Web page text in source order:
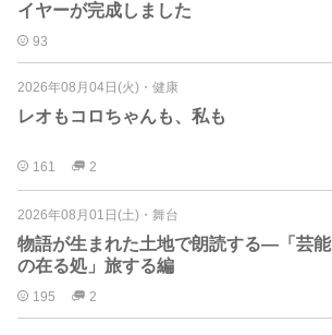
イヤーが完成しました
93
2026年08月04日(火) ・ 健康
レオもコロちゃんも、私も
161 2
2026年08月01日(土) ・ 舞台
物語が生まれた土地で朗読する―「芸能
の在る処」旅する編
195 2